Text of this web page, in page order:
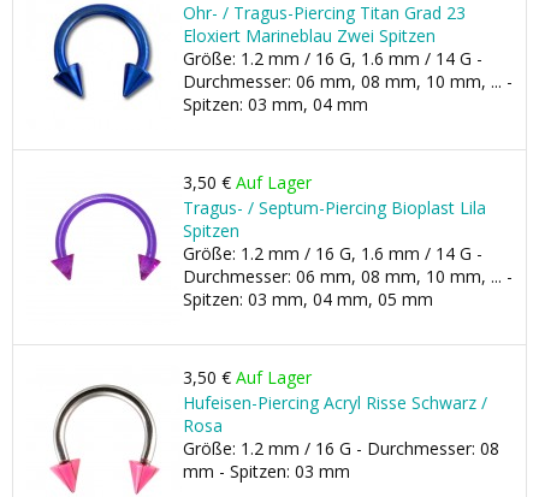
Ohr- / Tragus-Piercing Titan Grad 23
Eloxiert Marineblau Zwei Spitzen
Größe: 1.2 mm / 16 G, 1.6 mm / 14 G -
Durchmesser: 06 mm, 08 mm, 10 mm, ... -
Spitzen: 03 mm, 04 mm
3,50 € Auf Lager
Tragus- / Septum-Piercing Bioplast Lila
Spitzen
Größe: 1.2 mm / 16 G, 1.6 mm / 14 G -
Durchmesser: 06 mm, 08 mm, 10 mm, ... -
Spitzen: 03 mm, 04 mm, 05 mm
3,50 € Auf Lager
Hufeisen-Piercing Acryl Risse Schwarz /
Rosa
Größe: 1.2 mm / 16 G - Durchmesser: 08
mm - Spitzen: 03 mm